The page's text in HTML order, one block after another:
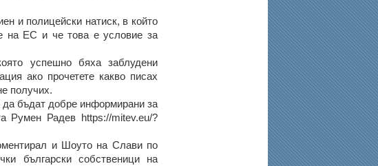
и полицейски натиск, в който
на ЕС и че това е условие за
успешно бяха заблудени
ако прочетете какво писах
получих.
да бъдат добре информирани за
Румен Радев https://mitev.eu/?
и Шоуто на Слави по
български собственици на